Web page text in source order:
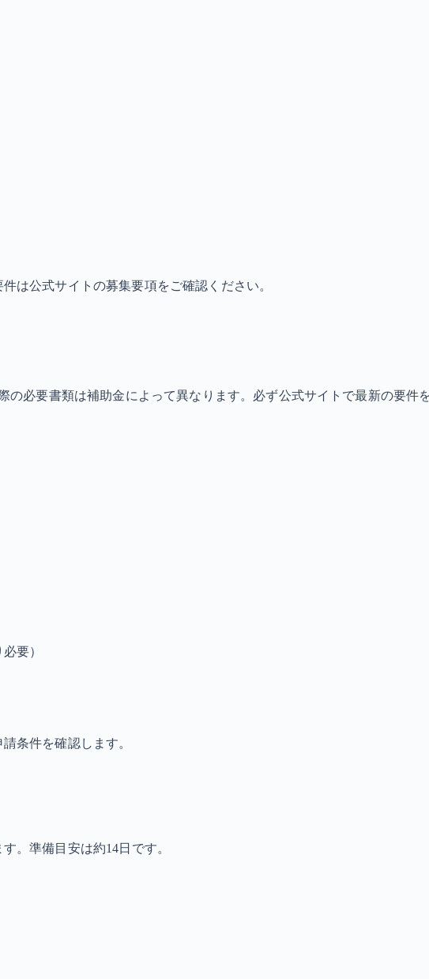
は公式サイトの募集要項をご確認ください。
必要書類は補助金によって異なります。必ず公式サイトで最新の要件
要）
条件を確認します。
。準備目安は約14日です。